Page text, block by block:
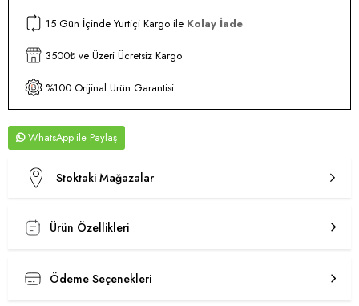
15 Gün İçinde Yurtiçi Kargo ile Kolay İade
3500₺ ve Üzeri Ücretsiz Kargo
%100 Orijinal Ürün Garantisi
WhatsApp
Stoktaki Mağazalar
Ürün Özellikleri
Ödeme Seçenekleri